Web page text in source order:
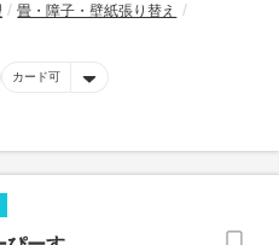
畳・障子・壁紙張り替え
カード可